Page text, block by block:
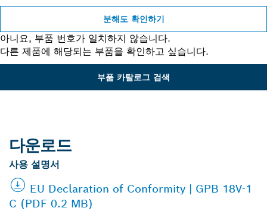
분해도 확인하기
아니요, 부품 번호가 일치하지 않습니다.
다른 제품에 해당되는 부품을 확인하고 싶습니다.
부품 카탈로그 검색
다운로드
사용 설명서
EU Declaration of Conformity | GPB 18V-1
C (PDF 0.2 MB)